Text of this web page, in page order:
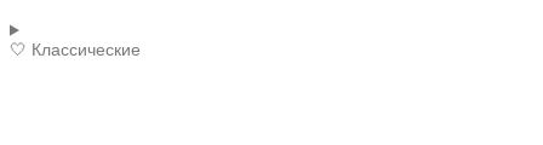
🤍 Классические